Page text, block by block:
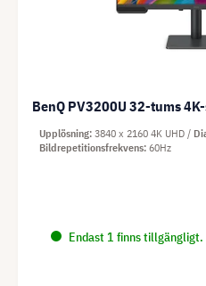
BenQ PV3200U 32-tums
Endast 1 finns
Upplösning 3840 x 2160 4K UHD
Bildrepetitionsfrekvens 60Hz